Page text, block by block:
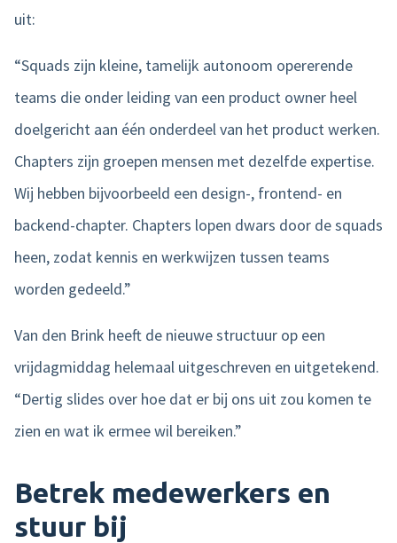
uit:
“Squads zijn kleine, tamelijk autonoom opererende
teams die onder leiding van een product owner heel
doelgericht aan één onderdeel van het product werken.
Chapters zijn groepen mensen met dezelfde expertise.
Wij hebben bijvoorbeeld een design-, frontend- en
backend-chapter. Chapters lopen dwars door de squads
heen, zodat kennis en werkwijzen tussen teams
worden gedeeld.”
Van den Brink heeft de nieuwe structuur op een
vrijdagmiddag helemaal uitgeschreven en uitgetekend.
“Dertig slides over hoe dat er bij ons uit zou komen te
zien en wat ik ermee wil bereiken.”
Betrek medewerkers en
stuur bij